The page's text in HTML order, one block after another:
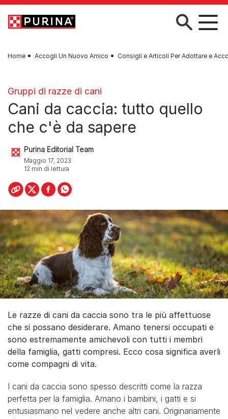
Skip to main content
Home Accogli Un Nuovo Amico Consigli e Articoli Per Adottare e
Gruppi di razze di cani
Cani da caccia: tutto quello
che c'è da sapere
Purina Editorial Team
Maggio 17, 2023
12 min di lettura
Le razze di cani da caccia sono tra le più affettuose
che si possano desiderare. Amano tenersi occupati e
sono estremamente amichevoli con tutti i membri
della famiglia, gatti compresi. Ecco cosa significa averli
come compagni di vita.
I cani da caccia sono spesso descritti come la razza
perfetta per la famiglia. Amano i bambini, i gatti e si
entusiasmano nel vedere anche altri cani. Originariamente